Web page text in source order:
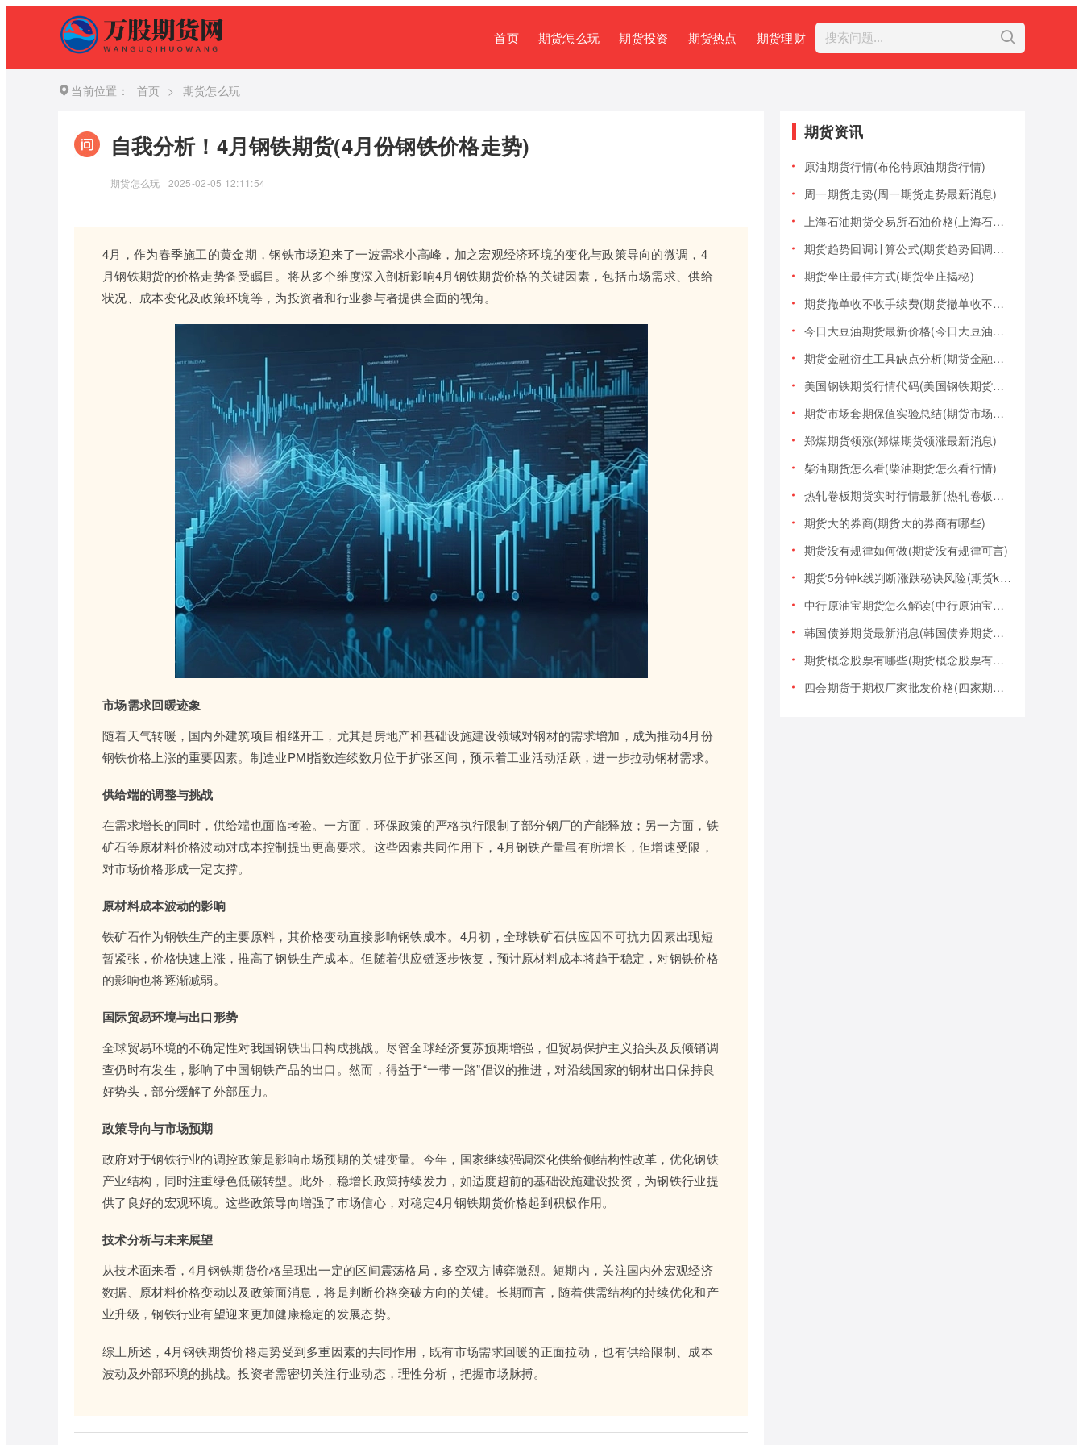
首页 期货怎么玩 期货投资 期货热点 期货理财
当前位置： 首页 > 期货怎么玩
自我分析！4月钢铁期货(4月份钢铁价格走势)
期货怎么玩 2025-02-05 12:11:54
4月，作为春季施工的黄金期，钢铁市场迎来了一波需求小高峰，加之宏观经济环境的变化与政策导向的微调，4
月钢铁期货的价格走势备受瞩目。将从多个维度深入剖析影响4月钢铁期货价格的关键因素，包括市场需求、供给
状况、成本变化及政策环境等，为投资者和行业参与者提供全面的视角。
市场需求回暖迹象
随着天气转暖，国内外建筑项目相继开工，尤其是房地产和基础设施建设领域对钢材的需求增加，成为推动4月份
钢铁价格上涨的重要因素。制造业PMI指数连续数月位于扩张区间，预示着工业活动活跃，进一步拉动钢材需求。
供给端的调整与挑战
在需求增长的同时，供给端也面临考验。一方面，环保政策的严格执行限制了部分钢厂的产能释放；另一方面，铁
矿石等原材料价格波动对成本控制提出更高要求。这些因素共同作用下，4月钢铁产量虽有所增长，但增速受限，
对市场价格形成一定支撑。
原材料成本波动的影响
铁矿石作为钢铁生产的主要原料，其价格变动直接影响钢铁成本。4月初，全球铁矿石供应因不可抗力因素出现短
暂紧张，价格快速上涨，推高了钢铁生产成本。但随着供应链逐步恢复，预计原材料成本将趋于稳定，对钢铁价格
的影响也将逐渐减弱。
国际贸易环境与出口形势
全球贸易环境的不确定性对我国钢铁出口构成挑战。尽管全球经济复苏预期增强，但贸易保护主义抬头及反倾销调
查仍时有发生，影响了中国钢铁产品的出口。然而，得益于“一带一路”倡议的推进，对沿线国家的钢材出口保持良
好势头，部分缓解了外部压力。
政策导向与市场预期
政府对于钢铁行业的调控政策是影响市场预期的关键变量。今年，国家继续强调深化供给侧结构性改革，优化钢铁
产业结构，同时注重绿色低碳转型。此外，稳增长政策持续发力，如适度超前的基础设施建设投资，为钢铁行业提
供了良好的宏观环境。这些政策导向增强了市场信心，对稳定4月钢铁期货价格起到积极作用。
技术分析与未来展望
从技术面来看，4月钢铁期货价格呈现出一定的区间震荡格局，多空双方博弈激烈。短期内，关注国内外宏观经济
数据、原材料价格变动以及政策面消息，将是判断价格突破方向的关键。长期而言，随着供需结构的持续优化和产
业升级，钢铁行业有望迎来更加健康稳定的发展态势。
综上所述，4月钢铁期货价格走势受到多重因素的共同作用，既有市场需求回暖的正面拉动，也有供给限制、成本
波动及外部环境的挑战。投资者需密切关注行业动态，理性分析，把握市场脉搏。
期货资讯
原油期货行情(布伦特原油期货行情)
周一期货走势(周一期货走势最新消息)
上海石油期货交易所石油价格(上海石油期货交易所石油价格查询)
期货趋势回调计算公式(期货趋势回调计算公式是什么)
期货坐庄最佳方式(期货坐庄揭秘)
期货撤单收不收手续费(期货撤单收不收手续费用)
今日大豆油期货最新价格(今日大豆油期货最新价格行情)
期货金融衍生工具缺点分析(期货金融衍生工具缺点分析报告)
美国钢铁期货行情代码(美国钢铁期货行情大盘)
期货市场套期保值实验总结(期货市场套期保值实验总结报告)
郑煤期货领涨(郑煤期货领涨最新消息)
柴油期货怎么看(柴油期货怎么看行情)
热轧卷板期货实时行情最新(热轧卷板期货实时行情最新报价)
期货大的券商(期货大的券商有哪些)
期货没有规律如何做(期货没有规律可言)
期货5分钟k线判断涨跌秘诀风险(期货k线技巧)
中行原油宝期货怎么解读(中行原油宝期货事件)
韩国债券期货最新消息(韩国债券期货最新消息新闻)
期货概念股票有哪些(期货概念股票有哪些类型)
四会期货于期权厂家批发价格(四家期货交易)